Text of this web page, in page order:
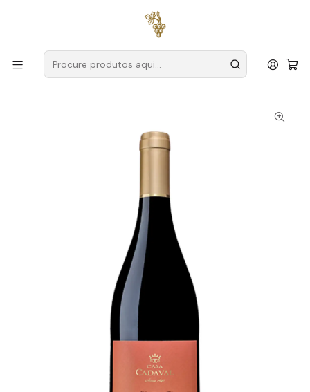
para encomendas a partir de
Produtores Tejo
Casa Cadaval
Casa Cadaval Reserva Tinto Magnum 2021 Tejo Tinto 1,5L